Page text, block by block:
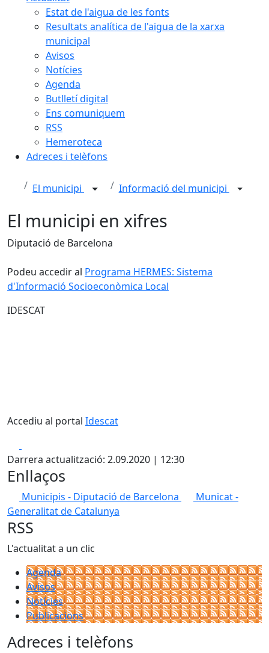
Estat de l'aigua de les fonts
Resultats analítica de l'aigua de la xarxa
municipal
Avisos
Notícies
Agenda
Butlletí digital
Ens comuniquem
RSS
Hemeroteca
Adreces i telèfons
El municipi Informació del municipi
El municipi en xifres
Diputació de Barcelona
Podeu accedir al Programa HERMES: Sistema
d'Informació Socioeconòmica Local
IDESCAT
Accediu al portal Idescat
Darrera actualització: 2.09.2020 | 12:30
Enllaços
Municipis - Diputació de Barcelona
Municat -
Generalitat de Catalunya
RSS
L'actualitat a un clic
Agenda
Avisos
Notícies
Publicacions
Adreces i telèfons